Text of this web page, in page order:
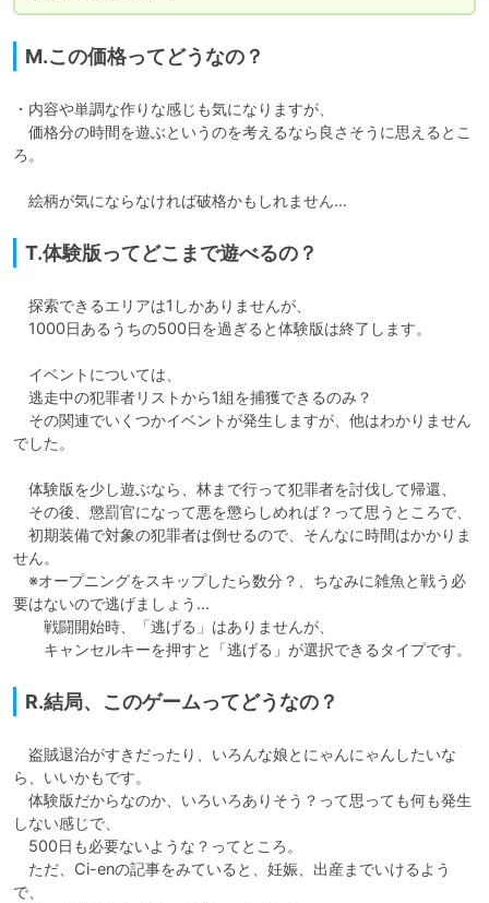
M.この価格ってどうなの？
・内容や単調な作りな感じも気になりますが、
価格分の時間を遊ぶというのを考えるなら良さそうに思えるとこ
ろ。
絵柄が気にならなければ破格かもしれません…
T.体験版ってどこまで遊べるの？
探索できるエリアは1しかありませんが、
1000日あるうちの500日を過ぎると体験版は終了します。
イベントについては、
逃走中の犯罪者リストから1組を捕獲できるのみ？
その関連でいくつかイベントが発生しますが、他はわかりません
でした。
体験版を少し遊ぶなら、林まで行って犯罪者を討伐して帰還、
その後、懲罰官になって悪を懲らしめれば？って思うところで、
初期装備で対象の犯罪者は倒せるので、そんなに時間はかかりま
せん。
※オープニングをスキップしたら数分？、ちなみに雑魚と戦う必
要はないので逃げましょう…
戦闘開始時、「逃げる」はありませんが、
キャンセルキーを押すと「逃げる」が選択できるタイプです。
R.結局、このゲームってどうなの？
盗賊退治がすきだったり、いろんな娘とにゃんにゃんしたいな
ら、いいかもです。
体験版だからなのか、いろいろありそう？って思っても何も発生
しない感じで、
500日も必要ないような？ってところ。
ただ、Ci-enの記事をみていると、妊娠、出産までいけるよう
で、